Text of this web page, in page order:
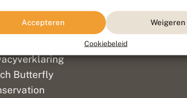
Accepteren Weigeren
Cookiebeleid
Butterfly
ontwikkeld door Go2People, ontworpen door